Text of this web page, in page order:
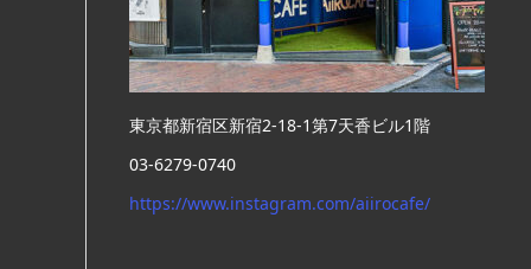
東京都新宿区新宿2-18-1第7天香ビル1階
03-6279-0740
https://www.instagram.com/aiirocafe/